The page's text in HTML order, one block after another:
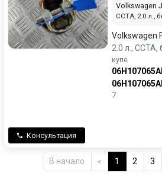
Volkswagen
CCTA, 2.0 л.,
Volkswagen
2.0 л.,
купе
7
Консультация
В начало « 1 2 3